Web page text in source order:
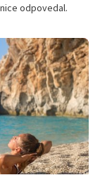
odpovedal.